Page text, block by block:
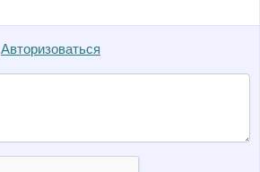
Авторизоваться